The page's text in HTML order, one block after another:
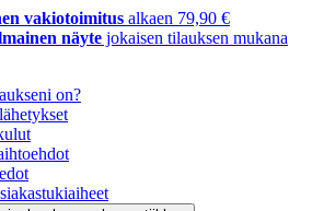
vakiotoimitus alkaen 79,90 €
näyte jokaisen tilauksen mukana
on?